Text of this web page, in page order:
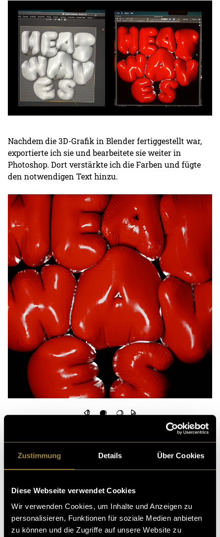
Zustimmung Details Über Cookies
Diese Webseite verwendet Cookies
Wir verwenden Cookies, um Inhalte und Anzeigen zu
personalisieren, Funktionen für soziale Medien anbieten
zu können und die Zugriffe auf unsere Website zu
Nachdem die 3D-Grafik in Blender fertiggestellt war,
exportierte ich sie und bearbeitete sie weiter in
Photoshop. Dort verstärkte ich die Farben und fügte
den notwendigen Text hinzu.
Herausforderungen und Lernprozess
Die Vorbereitung für dieses Projekt nahm viel Zeit in
Anspruch. Da ich noch dabei bin, Blender vollständig
und Fehler, die ich beheben musste. Dies erforderte
Geduld und zusätzliche Recherche, aber letztlich
führte es zu einem besseren Verständnis des Tools.